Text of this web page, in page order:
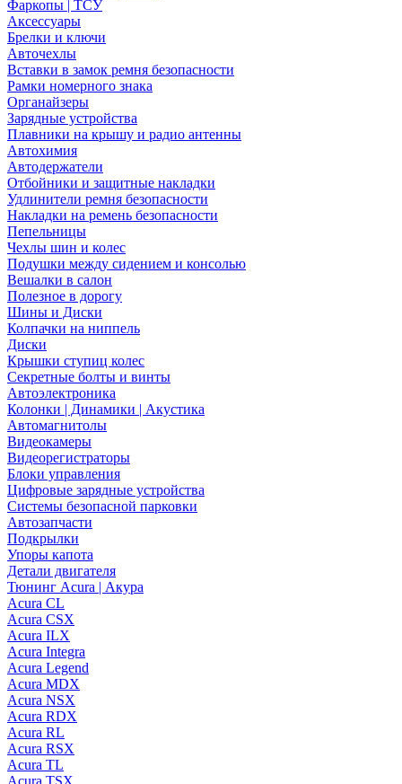
Фаркопы | ТСУ
Аксессуары
Брелки и ключи
Авточехлы
Вставки в замок ремня безопасности
Рамки номерного знака
Органайзеры
Зарядные устройства
Плавники на крышу и радио антенны
Автохимия
Автодержатели
Отбойники и защитные накладки
Удлинители ремня безопасности
Накладки на ремень безопасности
Пепельницы
Чехлы шин и колес
Подушки между сидением и консолью
Вешалки в салон
Полезное в дорогу
Шины и Диски
Колпачки на ниппель
Диски
Крышки ступиц колес
Секретные болты и винты
Автоэлектроника
Колонки | Динамики | Акустика
Автомагнитолы
Видеокамеры
Видеорегистраторы
Блоки управления
Цифровые зарядные устройства
Системы безопасной парковки
Автозапчасти
Подкрылки
Упоры капота
Детали двигателя
Тюнинг Acura | Акура
Acura CL
Acura CSX
Acura ILX
Acura Integra
Acura Legend
Acura MDX
Acura NSX
Acura RDX
Acura RL
Acura RSX
Acura TL
Acura TSX